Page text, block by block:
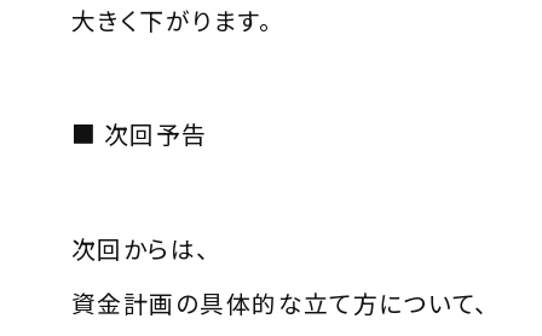
大きく下がります。
■ 次回予告
次回からは、
資金計画の具体的な立て方について、